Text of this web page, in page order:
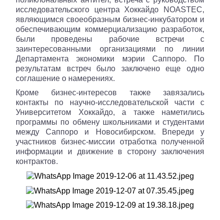
исследовательского центра Хоккайдо
NOASTEC,
являющимся своеобразным бизнес-инкубатором и
обеспечивающим коммерциализацию разработок,
были проведены рабочие встречи с
заинтересованными организациями по линии
Департамента экономики мэрии Саппоро. По
результатам встреч было заключено еще одно
соглашение о намерениях.
Кроме бизнес-интересов также завязались
контакты по научно-исследовательской части с
Университетом Хоккайдо, а также наметились
программы по обмену школьниками и студентами
между Саппоро и Новосибирском. Впереди у
участников бизнес-миссии отработка полученной
информации и движение в сторону заключения
контрактов.